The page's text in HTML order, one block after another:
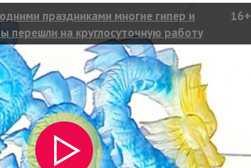
праздниками многие гипер и
перешли на круглосуточную работу
16+